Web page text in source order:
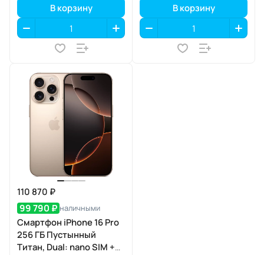
В корзину В корзину
110 870 ₽
99 790 ₽ наличными
Смартфон iPhone 16 Pro
256 ГБ Пустынный
Титан, Dual: nano SIM +